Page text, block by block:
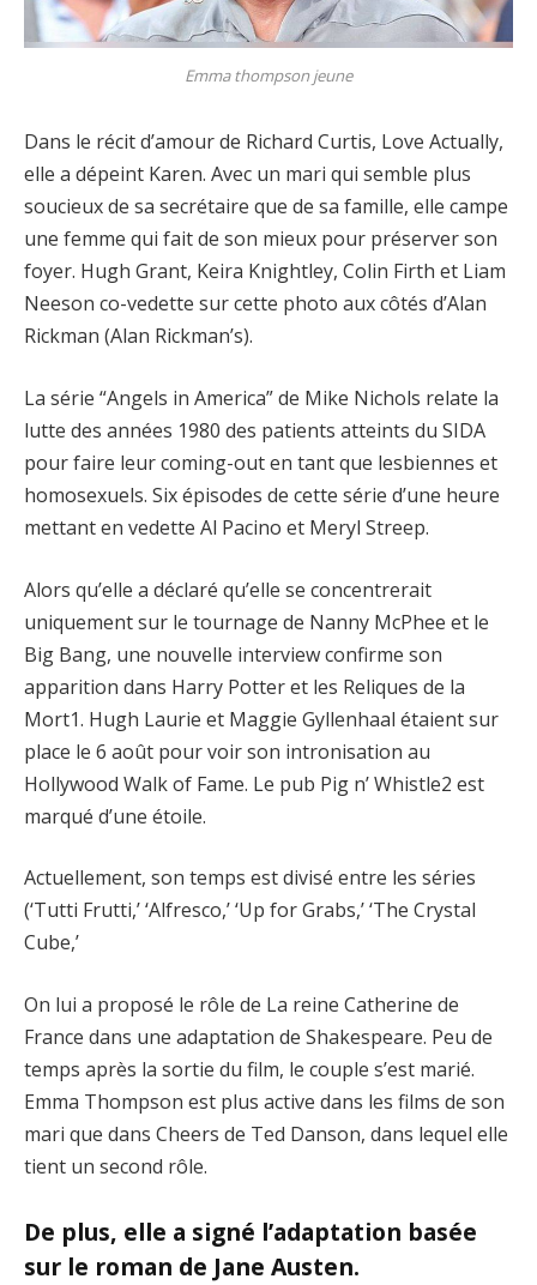
Emma thompson jeune
Dans le récit d’amour de Richard Curtis, Love Actually,
elle a dépeint Karen. Avec un mari qui semble plus
soucieux de sa secrétaire que de sa famille, elle campe
une femme qui fait de son mieux pour préserver son
foyer. Hugh Grant, Keira Knightley, Colin Firth et Liam
Neeson co-vedette sur cette photo aux côtés d’Alan
Rickman (Alan Rickman’s).
La série “Angels in America” ​​de Mike Nichols relate la
lutte des années 1980 des patients atteints du SIDA
pour faire leur coming-out en tant que lesbiennes et
homosexuels. Six épisodes de cette série d’une heure
mettant en vedette Al Pacino et Meryl Streep.
Alors qu’elle a déclaré qu’elle se concentrerait
uniquement sur le tournage de Nanny McPhee et le
Big Bang, une nouvelle interview confirme son
apparition dans Harry Potter et les Reliques de la
Mort1. Hugh Laurie et Maggie Gyllenhaal étaient sur
place le 6 août pour voir son intronisation au
Hollywood Walk of Fame. Le pub Pig n’ Whistle2 est
marqué d’une étoile.
Actuellement, son temps est divisé entre les séries
(‘Tutti Frutti,’ ‘Alfresco,’ ‘Up for Grabs,’ ‘The Crystal
Cube,’
On lui a proposé le rôle de La reine Catherine de
France dans une adaptation de Shakespeare. Peu de
temps après la sortie du film, le couple s’est marié.
Emma Thompson est plus active dans les films de son
mari que dans Cheers de Ted Danson, dans lequel elle
tient un second rôle.
De plus, elle a signé l’adaptation basée
sur le roman de Jane Austen.